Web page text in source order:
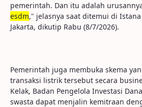
pemerintah. Dan itu adalah
esdm," jelasnya saat ditemui di
Jakarta, dikutip Rabu (8/7/2026).
Pemerintah juga membuka skema
transaksi listrik tersebut secara
Kelak, Badan Pengelola Investasi
swasta dapat menjalin kemitraan